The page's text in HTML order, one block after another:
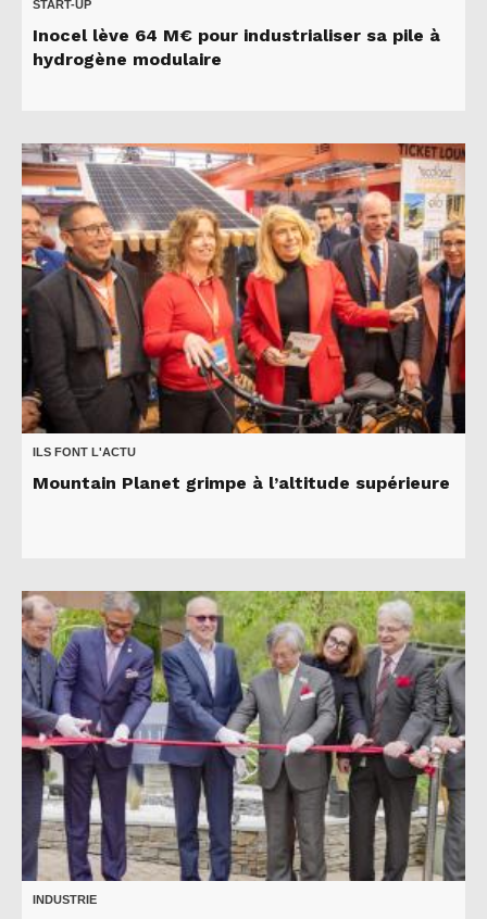
START-UP
Inocel lève 64 M€ pour industrialiser sa pile à
hydrogène modulaire
ILS FONT L'ACTU
Mountain Planet grimpe à l’altitude supérieure
INDUSTRIE